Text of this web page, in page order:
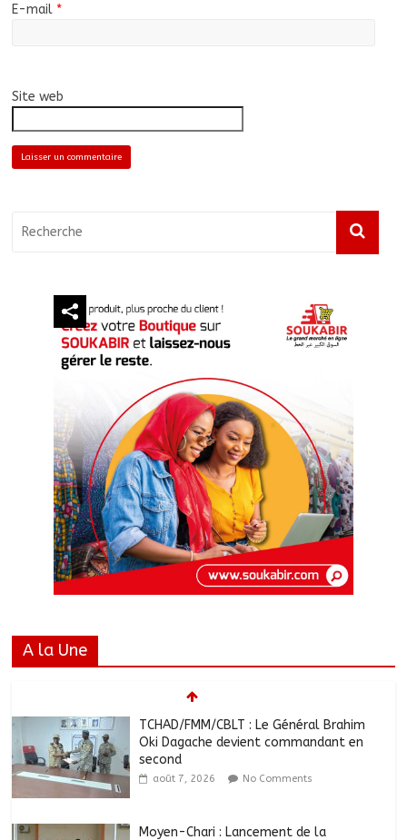
E-mail *
Site web
A la Une
TCHAD/FMM/CBLT : Le Général Brahim
Oki Dagache devient commandant en
second
août 7, 2026 No Comments
Moyen-Chari : Lancement de la